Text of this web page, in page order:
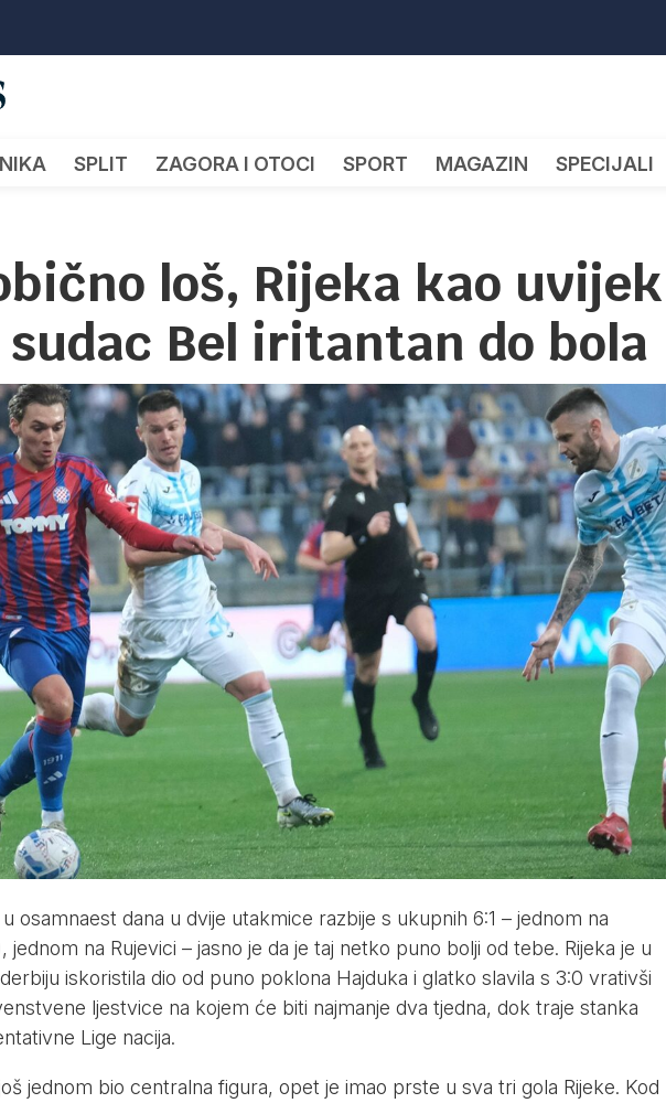
SPLIT ZAGORA I OTOCI SPORT MAGAZIN SPECIJALI
loš, Rijeka kao uvijek
Bel iritantan do bola
osamnaest dana u dvije utakmice razbije s ukupnih 6:1 – jednom na
jednom na Rujevici – jasno je da je taj netko puno bolji od tebe. Rijeka je u
iskoristila dio od puno poklona Hajduka i glatko slavila s 3:0 vrativši
ljestvice na kojem će biti najmanje dva tjedna, dok traje stanka
Lige nacija.
jednom bio centralna figura, opet je imao prste u sva tri gola Rijeke. Kod